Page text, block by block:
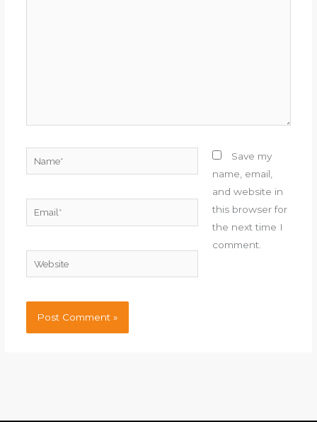
Email*
Website
Save my
name, email,
and website in
this browser for
the next time I
comment.